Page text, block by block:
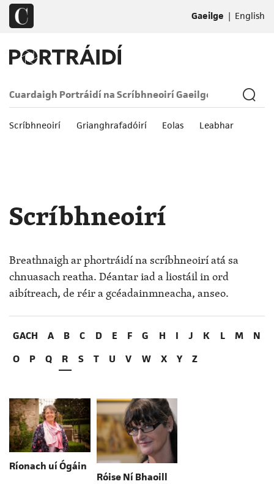
Gaeilge | English
Scríbhneoirí Grianghrafadóirí Eolas Leabhar
Scríbhneoirí
Breathnaigh ar phortráidí na scríbhneoirí atá sa
chnuasach reatha. Déantar iad a liostáil in ord
aibítreach, de réir a gcéadainmneacha, anseo.
GACH A B C D E F G H I J K L M
N
O
P Q R S T U V W X Y Z
Ríonach uí Ógáin
Róise Ní Bhaoill